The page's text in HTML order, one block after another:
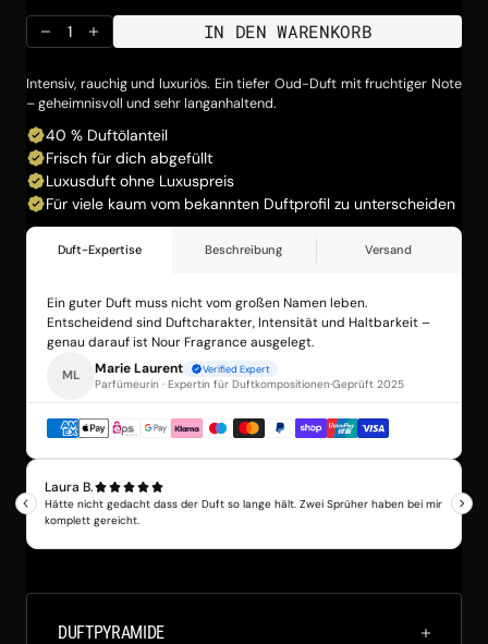
NICHT
VERFÜGBAR
NICHT
VERFÜGBAR
NICHT
VERFÜGBAR
Menge
OMBRE06
verringern
Menge
OMBRE06
erhöhen
IN DEN WARENKORB
Intensiv, rauchig und luxuriös. Ein tiefer Oud-Duft mit fruchtiger Note
– geheimnisvoll und sehr langanhaltend.
DUFTPYRAMIDE